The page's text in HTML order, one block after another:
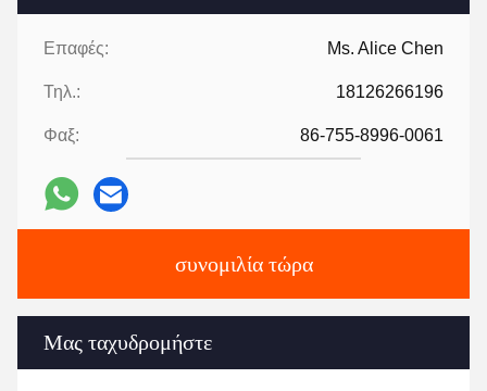
Επαφές: Ms. Alice Chen
Τηλ.: 18126266196
Φαξ: 86-755-8996-0061
συνομιλία τώρα
Μας ταχυδρομήστε